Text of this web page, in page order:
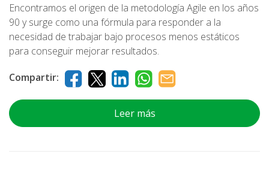
Encontramos el origen de la metodología Agile en los años
90 y surge como una fórmula para responder a la
necesidad de trabajar bajo procesos menos estáticos
para conseguir mejorar resultados.
Compartir:
Leer más